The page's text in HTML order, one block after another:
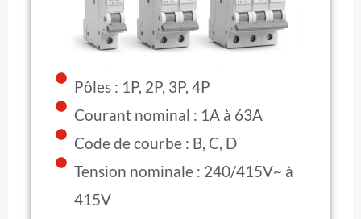
Pôles : 1P, 2P, 3P, 4P
Courant nominal : 1A à 63A
Code de courbe : B, C, D
Tension nominale : 240/415V~ à
415V